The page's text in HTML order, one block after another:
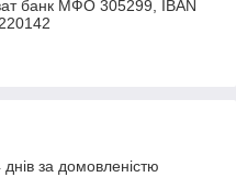
банк МФО 305299, IBAN
за домовленістю